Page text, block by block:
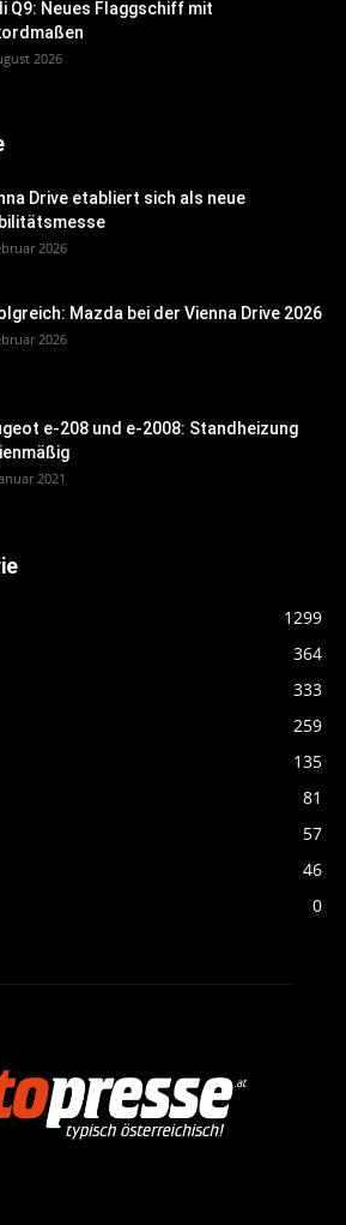
Q9: Neues Flaggschiff mit
2026
Drive etabliert sich als neue
2026
Mazda bei der Vienna Drive 2026
2026
e-208 und e-2008: Standheizung
2021
1299
364
333
259
135
81
57
46
0